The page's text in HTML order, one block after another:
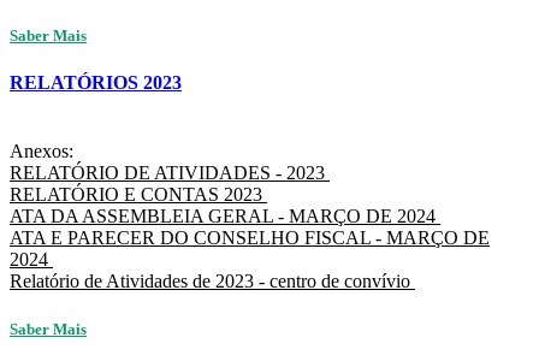
Saber Mais
RELATÓRIOS 2023
Anexos:
RELATÓRIO DE ATIVIDADES - 2023
RELATÓRIO E CONTAS 2023
ATA DA ASSEMBLEIA GERAL - MARÇO DE 2024
ATA E PARECER DO CONSELHO FISCAL - MARÇO DE
2024
Relatório de Atividades de 2023 - centro de convívio
Saber Mais